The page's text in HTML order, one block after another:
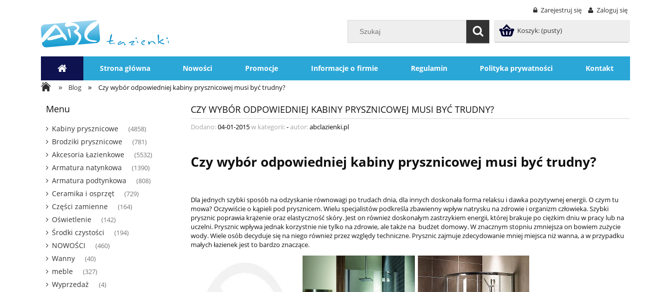
Zarejestruj się Zaloguj się
Koszyk:(pusty)
Strona główna Nowości Promocje Informacje o firmie Regulamin Polityka prywatności Kontakt
» Blog » Czy wybór odpowiedniej kabiny prysznicowej musi być trudny?
Menu
Kabiny prysznicowe (4858)
Brodziki prysznicowe (781)
Akcesoria Łazienkowe (5532)
Armatura natynkowa (1390)
Armatura podtynkowa (808)
Ceramika i osprzęt (729)
Części zamienne (164)
Oświetlenie (142)
Środki czystości (194)
NOWOŚCI (460)
Wanny (40)
meble (327)
Wyprzedaż (4)
CZY WYBÓR ODPOWIEDNIEJ KABINY PRYSZNICOWEJ MUSI BYĆ TRUDNY?
Dodano:04-01-2015w kategorii:-autor:abclazienki.pl
Czy wybór odpowiedniej kabiny prysznicowej musi być trudny?
Dla jednych szybki sposób na odzyskanie równowagi po trudach dnia, dla innych doskonała forma relaksu i dawka pozytywnej energii. O czym tu
mowa? Oczywiście o kąpieli pod prysznicem. Wielu specjalistów podkreśla zbawienny wpływ natrysku na zdrowie i organizm człowieka. Szybki
prysznic poprawia krążenie oraz elastyczność skóry. Jest on również doskonałym zastrzykiem energii, której brakuje po ciężkim dniu w pracy lub na
uczelni. Prysznic wpływa jednak korzystnie nie tylko na zdrowie, ale także na budżet domowy. W znacznym stopniu zmniejsza on bowiem zużycie
wody. Wiele osób decyduje się na niego również przez względy techniczne. Prysznic zajmuje zdecydowanie mniej miejsca niż wanna, a w przypadku
małych łazienek jest to bardzo znaczące.